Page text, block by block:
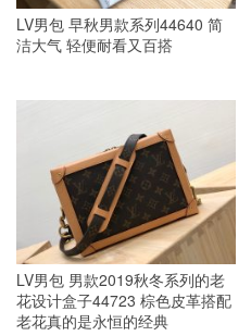
LV男包 早秋男款系列44640 简
洁大气 轻便耐看又百搭
LV男包 男款2019秋冬系列的老
花设计盒子44723 棕色皮革搭配
老花真的是永恒的经典